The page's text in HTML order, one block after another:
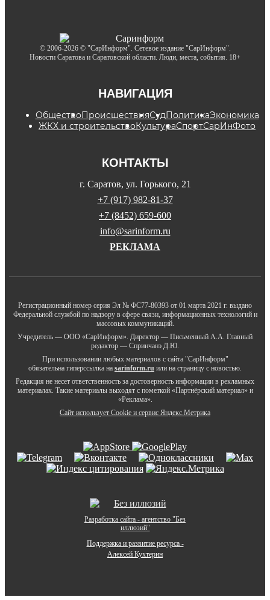
© 2006-2026 © "СарИнформ". Сетевое издание "СарИнформ".
Новости Саратова и Саратовской области. Люди, места, события. 18+
НАВИГАЦИЯ
ОбществоПроисшествияСудПолитикаЭкономика
ЖКХ и строительствоКультураСпортСарИнФото
КОНТАКТЫ
г. Саратов, ул. Горького, 21
+7 (917) 982-81-37
+7 (8452) 659-600
info@sarinform.ru
РЕКЛАМА
Регистрационный номер серия Эл № ФС77-80393 от 01 марта 2021 г. выдано
Федеральной службой по надзору в сфере связи, информационных технологий и
массовых коммуникаций.
Учредитель — ООО «СарИнформ». Директор — Письменный А.А. Главный
редактор — Спринчанэ Д.Ю.
При использовании любых материалов с сайта "СарИнформ"
обязательна гиперссылка на sarinform.ru или на страницу с новостью.
Редакция не несет ответственность за достоверность информации в рекламных
материалах. Такие материалы выходят с пометкой «Партнёрский материал» и
«Реклама».
Сайт использует Cookie и сервиc Яндекс.Метрика
Разработка сайта - агентство "Без
иллюзий"
Поддержка и развитие ресурса -
Алексей Кухтерин